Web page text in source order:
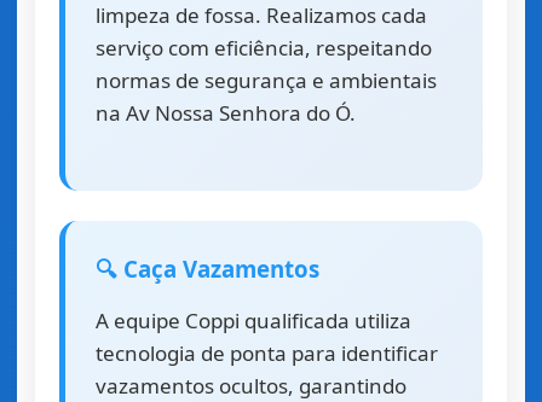
limpeza de fossa. Realizamos cada
serviço com eficiência, respeitando
normas de segurança e ambientais
na Av Nossa Senhora do Ó.
🔍 Caça Vazamentos
A equipe Coppi qualificada utiliza
tecnologia de ponta para identificar
vazamentos ocultos, garantindo